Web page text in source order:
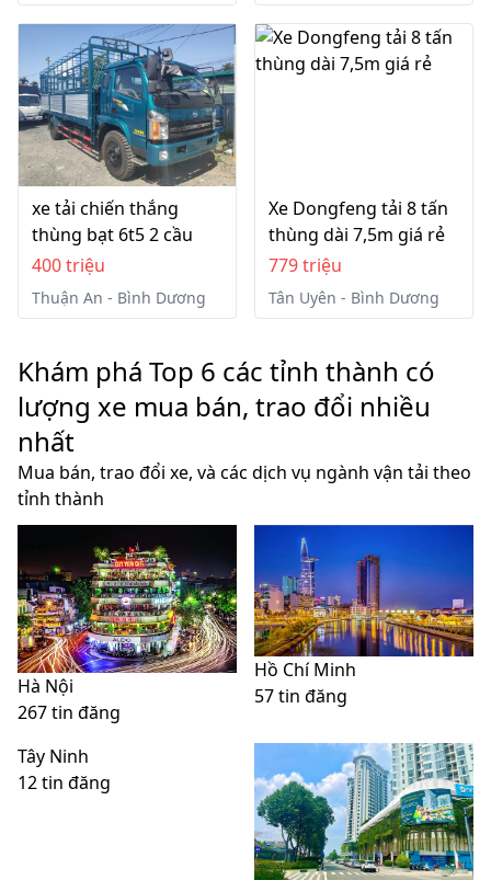
xe tải chiến thắng
thùng bạt 6t5 2 cầu
400 triệu
Thuận An - Bình Dương
Xe Dongfeng tải 8 tấn
thùng dài 7,5m giá rẻ
779 triệu
Tân Uyên - Bình Dương
Khám phá Top 6 các tỉnh thành có
lượng xe mua bán, trao đổi nhiều
nhất
Mua bán, trao đổi xe, và các dịch vụ ngành vận tải theo
tỉnh thành
Hà Nội
267 tin đăng
Hồ Chí Minh
57 tin đăng
Tây Ninh
12 tin đăng